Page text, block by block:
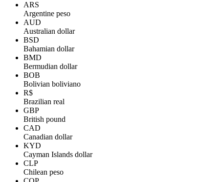
ARS
Argentine peso
AUD
Australian dollar
BSD
Bahamian dollar
BMD
Bermudian dollar
BOB
Bolivian boliviano
R$
Brazilian real
GBP
British pound
CAD
Canadian dollar
KYD
Cayman Islands dollar
CLP
Chilean peso